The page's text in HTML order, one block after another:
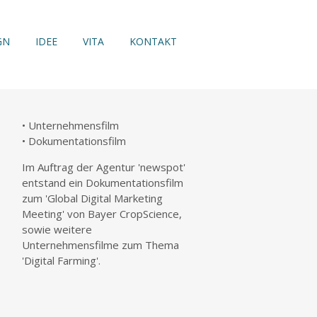
IDEE VITA KONTAKT
• Unternehmensfilm
• Dokumentationsfilm
Im Auftrag der Agentur 'newspot'
entstand ein Dokumentationsfilm
zum 'Global Digital Marketing
Meeting' von Bayer CropScience,
sowie weitere
Unternehmensfilme zum Thema
'Digital Farming'.